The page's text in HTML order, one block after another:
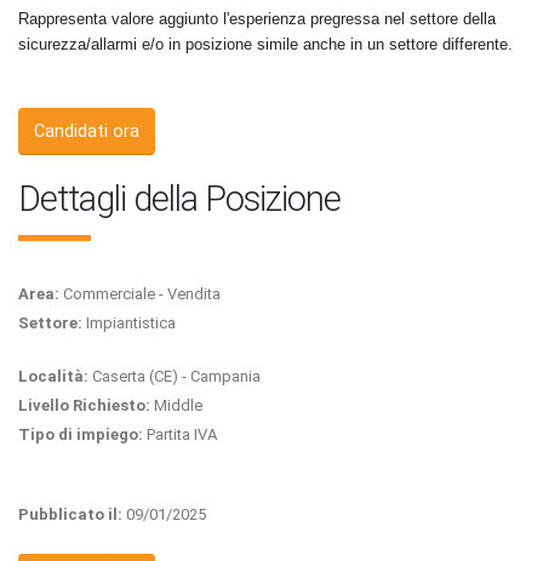
Rappresenta valore aggiunto l'esperienza pregressa nel settore della
sicurezza/allarmi e/o in posizione simile anche in un settore differente.
Candidati ora
Dettagli della Posizione
Area: Commerciale - Vendita
Settore: Impiantistica
Località: Caserta (CE) - Campania
Livello Richiesto: Middle
Tipo di impiego: Partita IVA
Pubblicato il: 09/01/2025